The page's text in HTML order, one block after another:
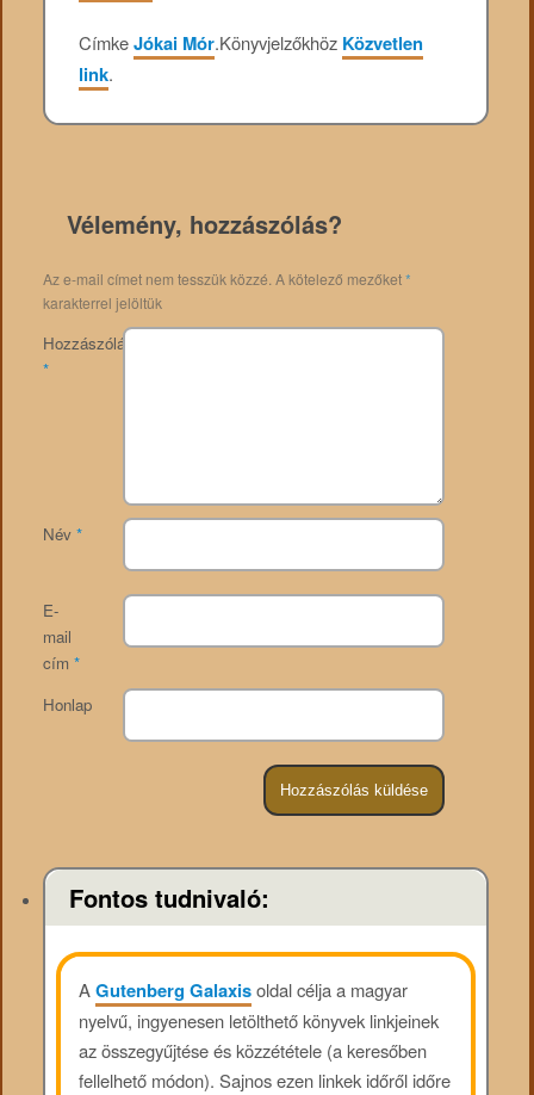
CímkeJókai Mór.Könyvjelzőkhöz Közvetlen
link.
Vélemény, hozzászólás?
Az e-mail címet nem tesszük közzé.A kötelező mezőket*
karakterrel jelöltük
Hozzászólás
*
Név *
E-
mail
cím *
Honlap
Fontos tudnivaló:
AGutenberg Galaxisoldal célja a magyar
nyelvű, ingyenesen letölthető könyvek linkjeinek
az összegyűjtése és közzététele (a keresőben
fellelhető módon). Sajnos ezen linkek időről időre